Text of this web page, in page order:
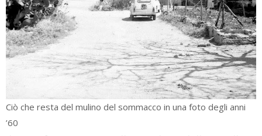
Ciò che resta del mulino del sommacco in una foto degli anni
’60